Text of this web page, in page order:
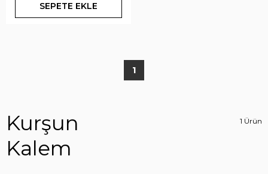
SEPETE EKLE
1
Kurşun
Kalem
1 Ürün